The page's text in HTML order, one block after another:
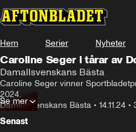
Hem Serier Nyheter
Caroline Seger i tårar av
Damallsvenskans Bästa
Caroline Seger vinner
2024.
Damallsvenskans Bästa • 14.11.24 •
Se mer
Senast